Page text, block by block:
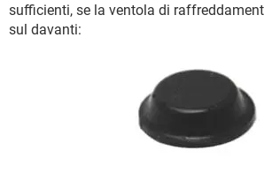
sufficienti, se la ventola di
sul davanti: